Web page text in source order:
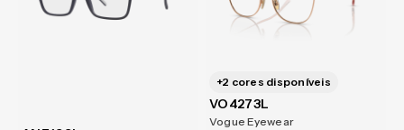
+2 cores disponíveis
VO4273L
Vogue Eyewear